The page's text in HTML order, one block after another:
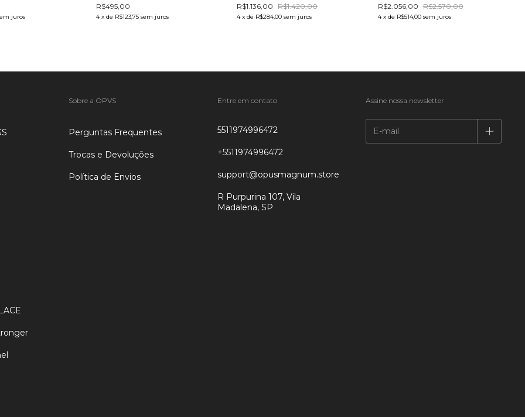
juros
R$495,00
4 x de R$123,75 sem juros
R$1.136,00 R$1.420,00
4 x de R$284,00 sem juros
R$2.056,00 R$2.570,00
4 x de R$514,00 sem juros
Sobre a OPVS
Perguntas Frequentes
Trocas e Devoluções
Política de Envios
Entre em contato
5511974996472
+5511974996472
support@opusmagnum.store
R Purpurina 107, Vila
Madalena, SP
Assine nossa newsletter